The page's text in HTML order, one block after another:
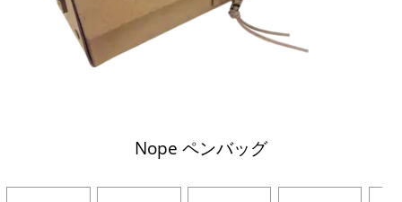
Nope ペンバッグ